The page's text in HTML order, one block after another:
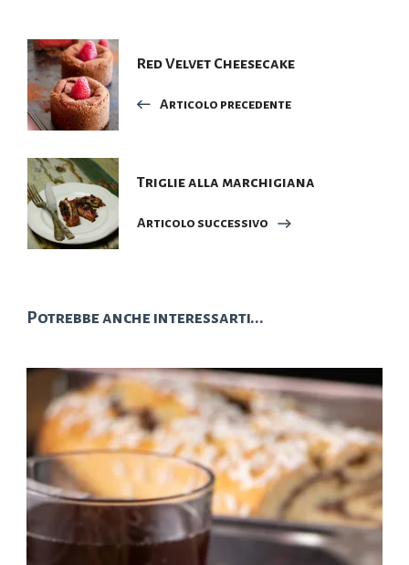
Navigazione
articoli
Red Velvet Cheesecake
Articolo precedente
Triglie alla marchigiana
Articolo successivo
Potrebbe anche interessarti...